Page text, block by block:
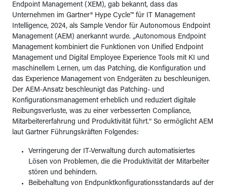
Endpoint Management (XEM), gab bekannt, dass das
Unternehmen im Gartner® Hype Cycle™ für IT Management
Intelligence, 2024, als Sample Vendor für Autonomous Endpoint
Management (AEM) anerkannt wurde. „Autonomous Endpoint
Management kombiniert die Funktionen von Unified Endpoint
Management und Digital Employee Experience Tools mit KI und
maschinellem Lernen, um das Patching, die Konfiguration und
das Experience Management von Endgeräten zu beschleunigen.
Der AEM-Ansatz beschleunigt das Patching- und
Konfigurationsmanagement erheblich und reduziert digitale
Reibungsverluste, was zu einer verbesserten Compliance,
Mitarbeitererfahrung und Produktivität führt.“ So ermöglicht AEM
laut Gartner Führungskräften Folgendes:
Verringerung der IT-Verwaltung durch automatisiertes
Lösen von Problemen, die die Produktivität der Mitarbeiter
stören und behindern.
Beibehaltung von Endpunktkonfigurationsstandards auf der